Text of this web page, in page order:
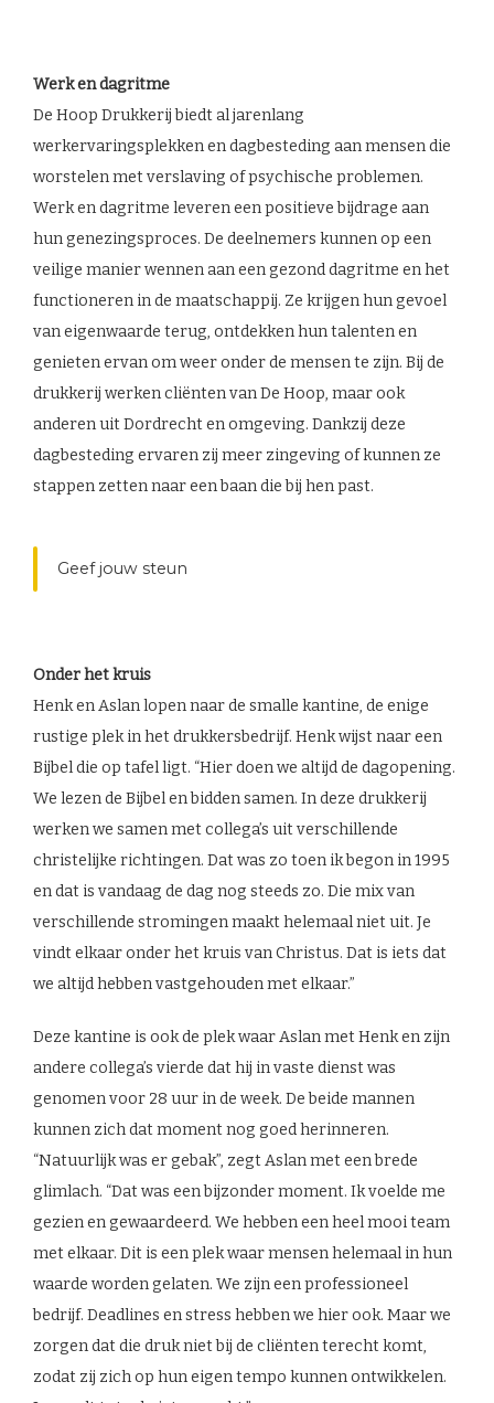
Werk en dagritme
De Hoop Drukkerij biedt al jarenlang
werkervaringsplekken en dagbesteding aan mensen die
worstelen met verslaving of psychische problemen.
Werk en dagritme leveren een positieve bijdrage aan
hun genezingsproces. De deelnemers kunnen op een
veilige manier wennen aan een gezond dagritme en het
functioneren in de maatschappij. Ze krijgen hun gevoel
van eigenwaarde terug, ontdekken hun talenten en
genieten ervan om weer onder de mensen te zijn. Bij de
drukkerij werken cliënten van De Hoop, maar ook
anderen uit Dordrecht en omgeving. Dankzij deze
dagbesteding ervaren zij meer zingeving of kunnen ze
stappen zetten naar een baan die bij hen past.
Geef jouw steun
Onder het kruis
Henk en Aslan lopen naar de smalle kantine, de enige
rustige plek in het drukkersbedrijf. Henk wijst naar een
Bijbel die op tafel ligt. “Hier doen we altijd de dagopening.
We lezen de Bijbel en bidden samen. In deze drukkerij
werken we samen met collega’s uit verschillende
christelijke richtingen. Dat was zo toen ik begon in 1995
en dat is vandaag de dag nog steeds zo. Die mix van
verschillende stromingen maakt helemaal niet uit. Je
vindt elkaar onder het kruis van Christus. Dat is iets dat
we altijd hebben vastgehouden met elkaar.”
Deze kantine is ook de plek waar Aslan met Henk en zijn
andere collega’s vierde dat hij in vaste dienst was
genomen voor 28 uur in de week. De beide mannen
kunnen zich dat moment nog goed herinneren.
“Natuurlijk was er gebak”, zegt Aslan met een brede
glimlach. “Dat was een bijzonder moment. Ik voelde me
gezien en gewaardeerd. We hebben een heel mooi team
met elkaar. Dit is een plek waar mensen helemaal in hun
waarde worden gelaten. We zijn een professioneel
bedrijf. Deadlines en stress hebben we hier ook. Maar we
zorgen dat die druk niet bij de cliënten terecht komt,
zodat zij zich op hun eigen tempo kunnen ontwikkelen.